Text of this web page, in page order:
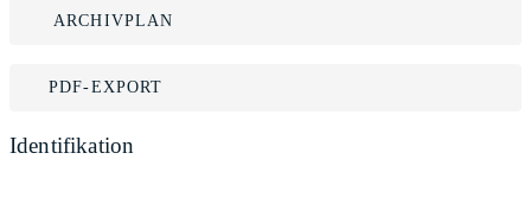
ARCHIVPLAN
PDF-EXPORT
Identifikation